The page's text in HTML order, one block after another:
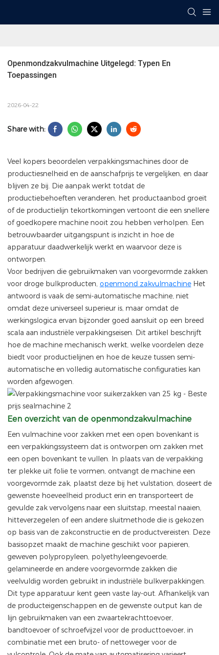
Openmondzakvulmachine Uitgelegd: Typen En
Toepassingen
2026-04-22
Share with:
Veel kopers beoordelen verpakkingsmachines door de
productiesnelheid en de aanschafprijs te vergelijken, en daar
blijven ze bij. Die aanpak werkt totdat de
productiebehoeften veranderen, het productaanbod groeit
of de productielijn tekortkomingen vertoont die een snellere
of goedkopere machine nooit zou hebben verholpen. Een
betrouwbaarder uitgangspunt is inzicht in hoe de
apparatuur daadwerkelijk werkt en waarvoor deze is
ontworpen.
Voor bedrijven die gebruikmaken van voorgevormde zakken
voor droge bulkproducten, openmond zakvulmachine Het
antwoord is vaak de semi-automatische machine, niet
omdat deze universeel superieur is, maar omdat de
werkingslogica ervan bijzonder goed aansluit op een breed
scala aan industriële verpakkingseisen. Dit artikel beschrijft
hoe de machine mechanisch werkt, welke voordelen deze
biedt voor productielijnen en hoe de keuze tussen semi-
automatische en volledig automatische configuraties kan
worden afgewogen.
Een overzicht van de openmondzakvulmachine
Een vulmachine voor zakken met een open bovenkant is
een verpakkingssysteem dat is ontworpen om zakken met
een open bovenkant te vullen. In plaats van de verpakking
ter plekke uit folie te vormen, ontvangt de machine een
voorgevormde zak, plaatst deze bij het vulstation, doseert de
gewenste hoeveelheid product erin en transporteert de
gevulde zak vervolgens naar een sluitstap, meestal naaien,
hitteverzegelen of een andere sluitmethode die is gekozen
op basis van de zakconstructie en de productvereisten. Deze
basisopzet maakt de machine geschikt voor papieren,
geweven polypropyleen, polyethyleengevoerde,
gelamineerde en andere voorgevormde zakken die
veelvuldig worden gebruikt in industriële bulkverpakkingen.
Dit type apparatuur kent geen vaste lay-out. Afhankelijk van
de producteigenschappen en de gewenste output kan de
lijn gebruikmaken van een zwaartekrachttoevoer,
bandtoevoer of schroefvijzel voor de producttoevoer, in
combinatie met een bruto- of nettoweger voor de